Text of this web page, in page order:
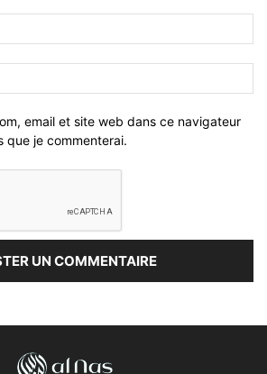
email et site web dans ce navigateur
que je commenterai.